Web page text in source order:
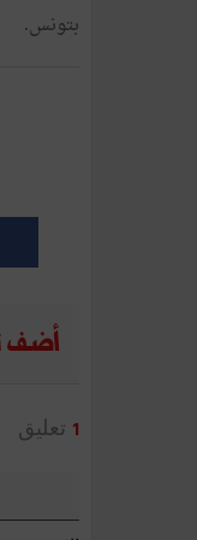
بتونس.
أضف
1 تعليق